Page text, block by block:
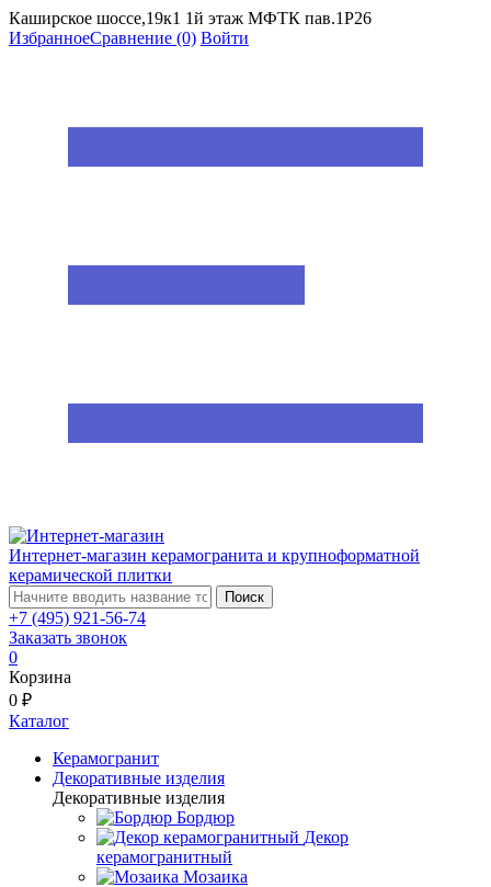
Каширское шоссе,19к1 1й этаж МФТК пав.1Р26
ИзбранноеСравнение (0) Войти
Интернет-магазин керамогранита и крупноформатной
керамической плитки
Поиск
+7 (495) 921-56-74
Заказать звонок
0
Корзина
0 ₽
Каталог
Керамогранит
Декоративные изделия
Декоративные изделия
Бордюр
Декор
керамогранитный
Мозаика